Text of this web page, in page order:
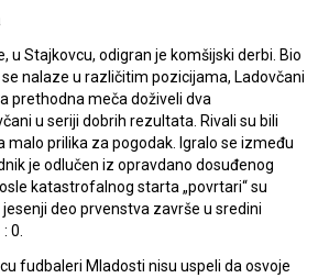
u Stajkovcu, odigran je komšijski derbi. Bio
nalaze u različitim pozicijama, Ladovčani
prethodna meča doživeli dva
u seriji dobrih rezultata. Rivali su bili
malo prilika za pogodak. Igralo se između
je odlučen iz opravdano dosuđenog
katastrofalnog starta „povrtari“ su
deo prvenstva završe u sredini
0.
fudbaleri Mladosti nisu uspeli da osvoje